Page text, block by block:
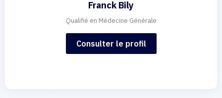
Franck Bily
Qualifié en Médecine Générale
Consulter le profil